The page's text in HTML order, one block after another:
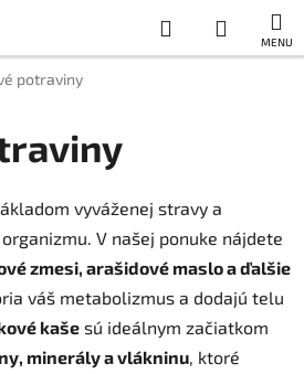
Hľadať
KOŠÍK
potraviny
vyváženej stravy a
V našej ponuke nájdete
zmesi, arašidové maslo a ďalšie
váš metabolizmus a dodajú telu
kaše sú ideálnym začiatkom
minerály a vlákninu , ktoré